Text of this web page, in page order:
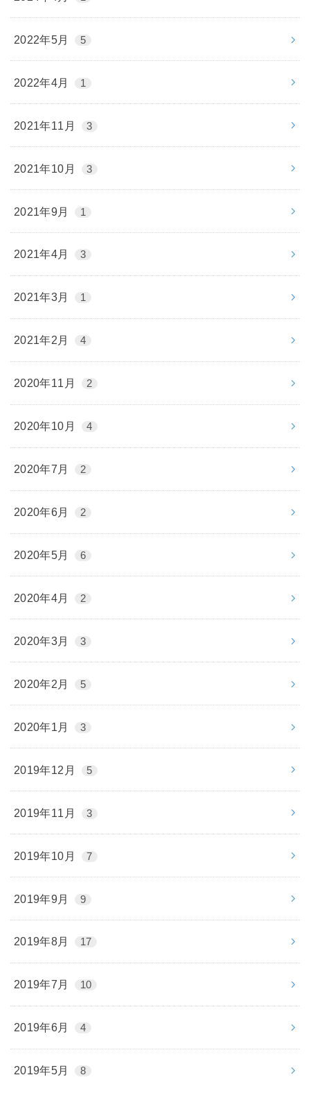
2022年5月 5
2022年4月 1
2021年11月 3
2021年10月 3
2021年9月 1
2021年4月 3
2021年3月 1
2021年2月 4
2020年11月 2
2020年10月 4
2020年7月 2
2020年6月 2
2020年5月 6
2020年4月 2
2020年3月 3
2020年2月 5
2020年1月 3
2019年12月 5
2019年11月 3
2019年10月 7
2019年9月 9
2019年8月 17
2019年7月 10
2019年6月 4
2019年5月 8